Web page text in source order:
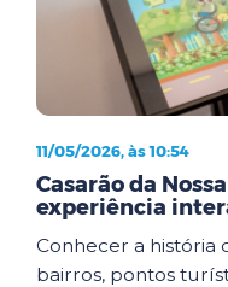
11/05/2026, às 10:54
Casarão da
experiência
Conhecer a história
bairros, pontos